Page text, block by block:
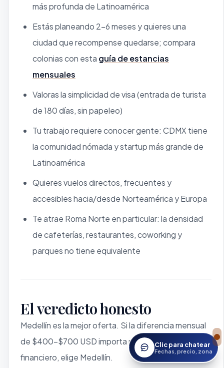
más profunda de Latinoamérica
Estás planeando 2–6 meses y quieres una
ciudad que recompense quedarse; compara
colonias con esta guía de estancias
mensuales
Valoras la simplicidad de visa (entrada de turista
de 180 días, sin papeleo)
Tu trabajo requiere conocer gente: CDMX tiene
la comunidad nómada y startup más grande de
Latinoamérica
Quieres vuelos directos, frecuentes y
accesibles hacia/desde Norteamérica y Europa
Te atrae Roma Norte en particular: la densidad
de cafeterías, restaurantes, coworking y
parques no tiene equivalente
El veredicto honesto
Medellín es la mejor oferta. Si la diferencia mensual
de $400–$700 USD importa para tu margen
financiero, elige Medellín.
Clic para chatear
Fechas, precio, zona
Abrir asistente